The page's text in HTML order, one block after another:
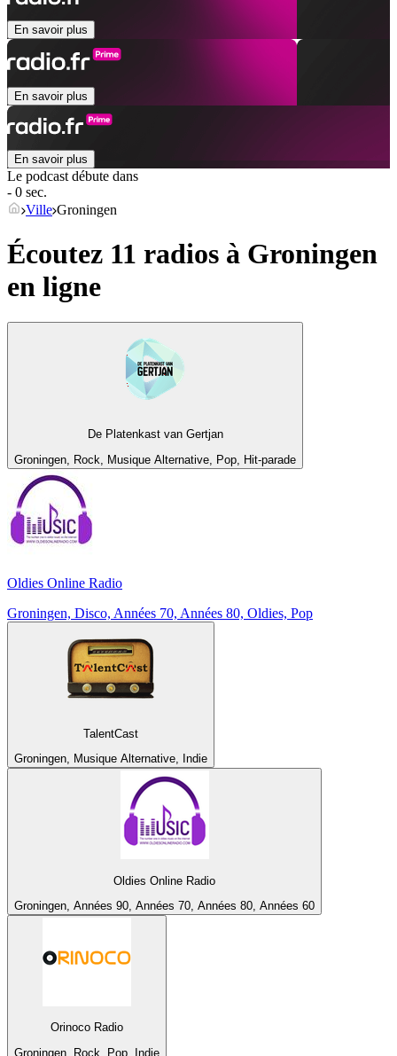
En savoir plus
En savoir plus
En savoir plus
Le podcast débute dans
- 0 sec.
Ville Groningen
Écoutez 11 radios à Groningen
en ligne
De Platenkast van Gertjan
Groningen, Rock, Musique Alternative, Pop, Hit-parade
Oldies Online Radio
Groningen, Disco, Années 70, Années 80, Oldies, Pop
TalentCast
Groningen, Musique Alternative, Indie
Oldies Online Radio
Groningen, Années 90, Années 70, Années 80, Années 60
Orinoco Radio
Groningen, Rock, Pop, Indie